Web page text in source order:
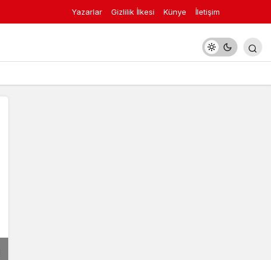
Yazarlar Gizlilik İlkesi Künye İletişim